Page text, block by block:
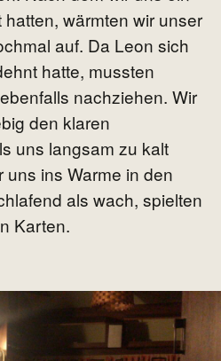
wärmten wir unser
auf. Da Leon sich
hatte, mussten
nachziehen. Wir
den klaren
uns langsam zu kalt
ins Warme in den
als wach, spielten
Karten.